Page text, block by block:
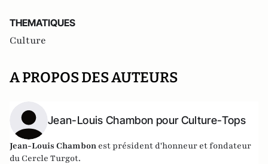
THEMATIQUES
Culture
A PROPOS DES AUTEURS
Jean-Louis Chambon pour Culture-Tops
Jean-Louis Chambon est président d'honneur et fondateur
du Cercle Turgot.